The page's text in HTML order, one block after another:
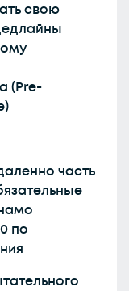
свою
(Pre-
часть
по